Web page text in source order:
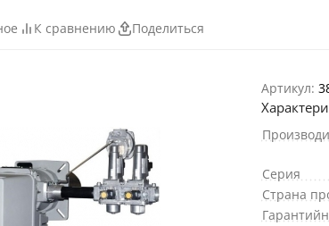
К сравнению Поделиться
Артикул:
Серия
Страна